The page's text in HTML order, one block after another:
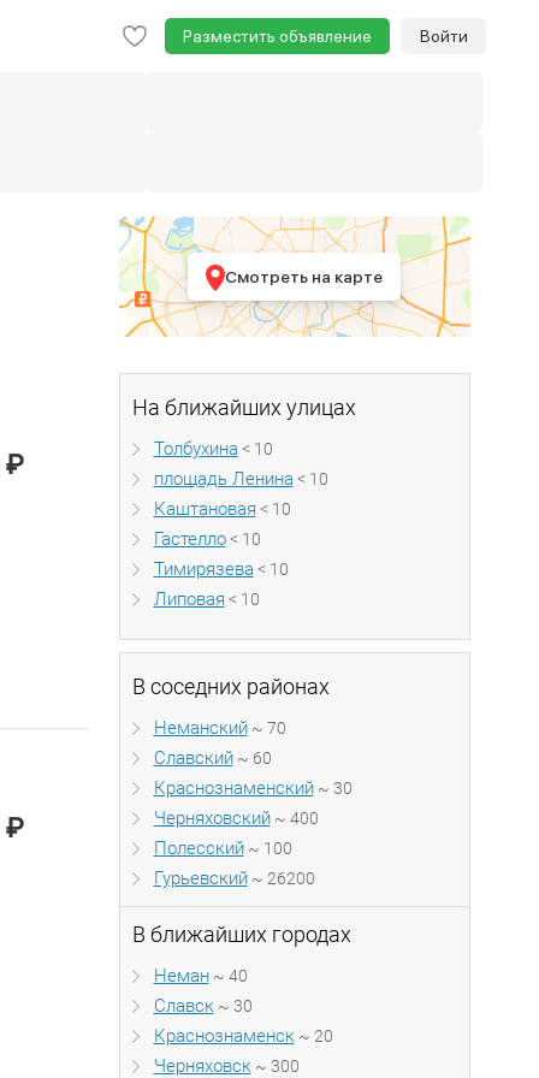
Разместить объявление Войти
Смотреть на карте
На ближайших улицах
Толбухина < 10
площадь Ленина < 10
Каштановая < 10
Гастелло< 10
Тимирязева < 10
Липовая < 10
В соседних районах
Неманский~ 70
Славский~ 60
Краснознаменский~ 30
Черняховский~ 400
Полесский~ 100
Гурьевский~ 26200
В ближайших городах
Неман~ 40
Славск ~ 30
Краснознаменск ~ 20
Черняховск ~ 300
₽
₽